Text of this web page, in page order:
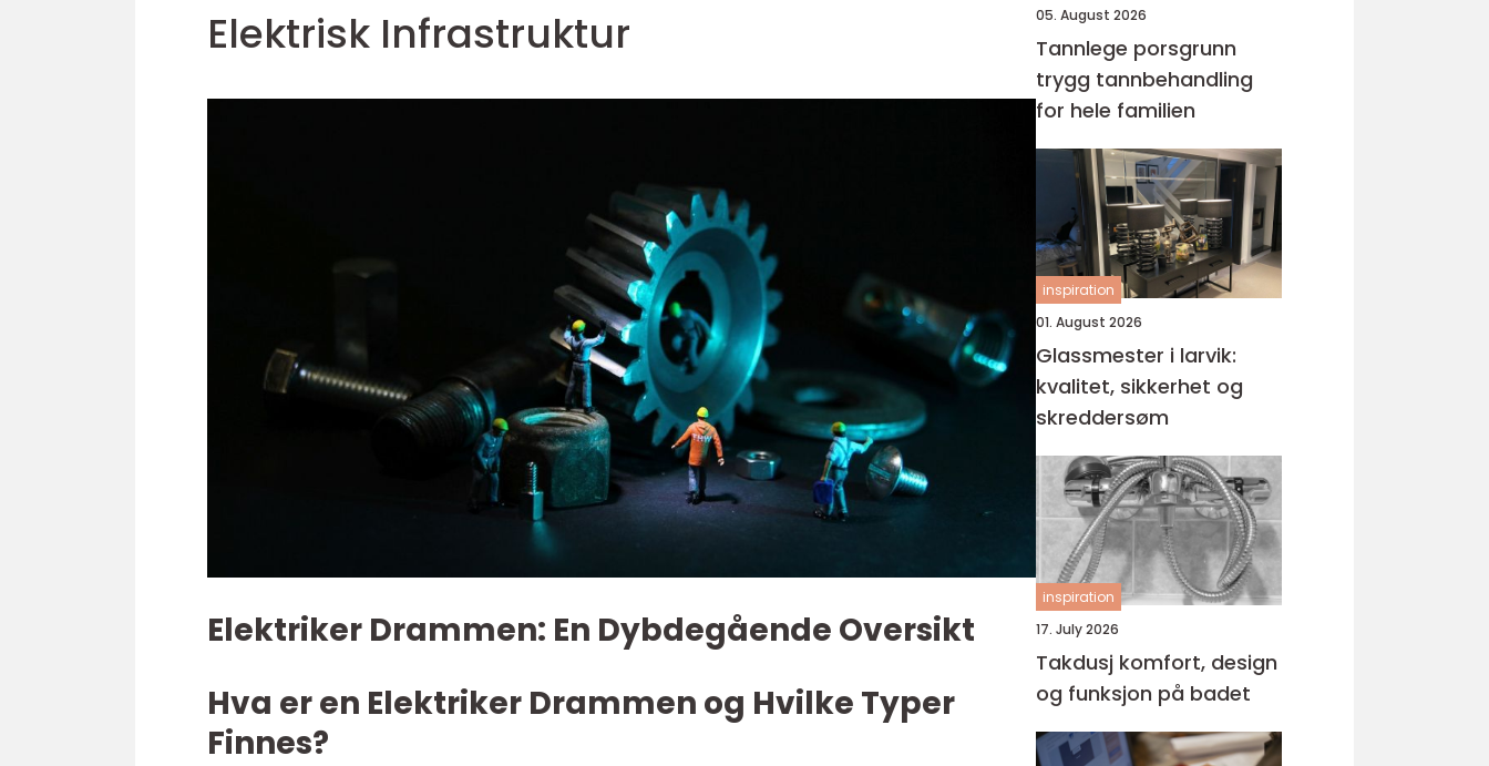
Elektrisk Infrastruktur
Elektriker Drammen: En Dybdegående Oversikt
Hva er en Elektriker Drammen og Hvilke Typer
Finnes?
05. August 2026
Tannlege porsgrunn
trygg tannbehandling
for hele familien
inspiration
01. August 2026
Glassmester i larvik:
kvalitet, sikkerhet og
skreddersøm
inspiration
17. July 2026
Takdusj komfort, design
og funksjon på badet